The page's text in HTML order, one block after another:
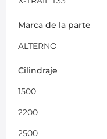
Marca de la parte
ALTERNO
Cilindraje
1500
2200
2500